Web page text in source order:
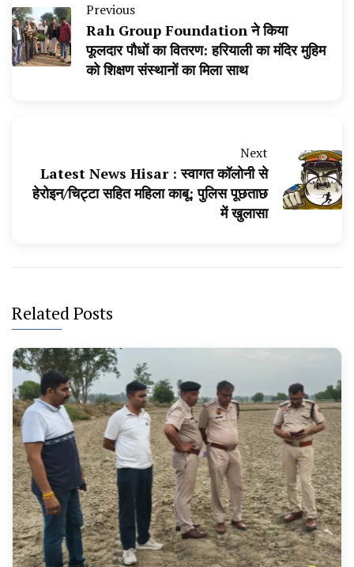
Previous
Rah Group Foundation ने किया
फूलदार पौधों का वितरण: हरियाली का मंदिर मुहिम
को शिक्षण संस्थानों का मिला साथ
Next
Latest News Hisar : स्वागत कॉलोनी से
हेरोइन/चिट्टा सहित महिला काबू; पुलिस पूछताछ
में खुलासा
Related Posts